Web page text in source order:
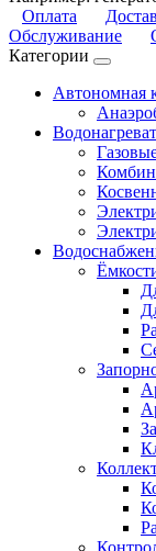
Оплата
Обслуживание
Категории
Автономная